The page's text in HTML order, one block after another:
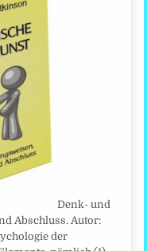
Denk- und
Abschluss. Autor:
der